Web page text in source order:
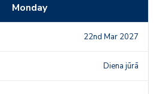
Monday
22nd Mar 2027
Diena jūrā